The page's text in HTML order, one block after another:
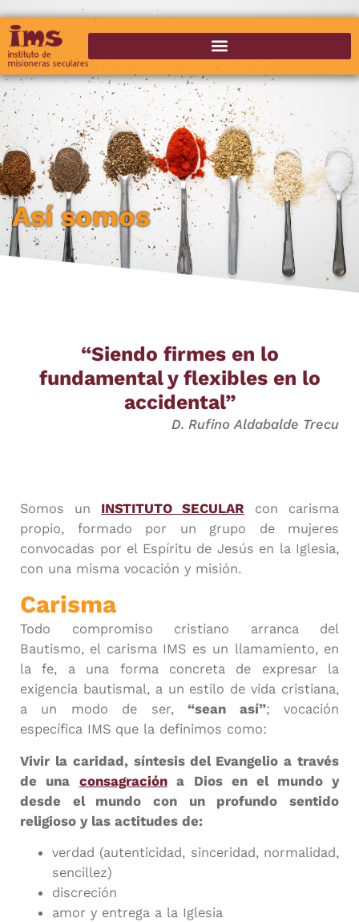
Así somos
“Siendo firmes en lo
fundamental y flexibles en lo
accidental”
D. Rufino Aldabalde Trecu
Somos un INSTITUTO SECULAR con carisma
propio, formado por un grupo de mujeres
convocadas por el Espíritu de Jesús en la Iglesia,
con una misma vocación y misión.
Carisma
Todo compromiso cristiano arranca del
Bautismo, el carisma IMS es un llamamiento, en
la fe, a una forma concreta de expresar la
exigencia bautismal, a un estilo de vida cristiana,
a un modo de ser,“sean así”; vocación
específica IMS que la definimos como:
Vivir la caridad, síntesis del Evangelio a través
de una consagracióna Dios en el mundo y
desde el mundo con un profundo sentido
religioso y las actitudes de:
verdad (autenticidad, sinceridad, normalidad,
sencillez)
discreción
amor y entrega a la Iglesia